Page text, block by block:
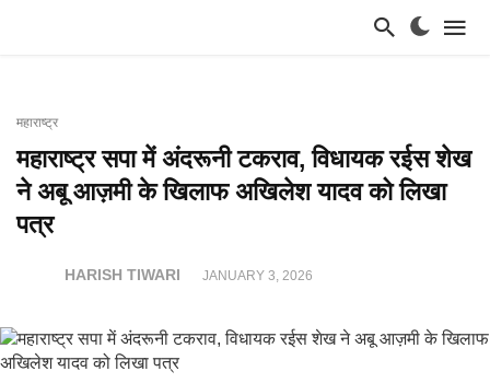
महाराष्ट्र
महाराष्ट्र सपा में अंदरूनी टकराव, विधायक रईस शेख
ने अबू आज़मी के खिलाफ अखिलेश यादव को लिखा
पत्र
HARISH TIWARI JANUARY 3, 2026